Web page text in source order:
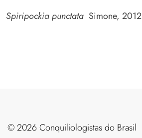
Spiripockia punctata Simone, 2012
©️ 2026 Conquiliologistas do Brasil